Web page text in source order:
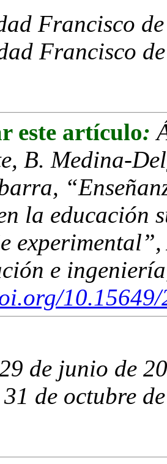
Francisco
Francisco
este artículo:
B. Medina-
la educación
e
de junio de
31 de octubre